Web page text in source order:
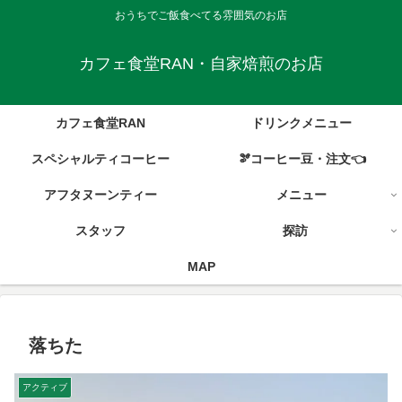
おうちでご飯食べてる雰囲気のお店
カフェ食堂RAN・自家焙煎のお店
カフェ食堂RAN ドリンクメニュー
スペシャルティコーヒー 🫘コーヒー豆・注文👈
アフタヌーンティー メニュー
スタッフ 探訪
MAP
落ちた
アクティブ